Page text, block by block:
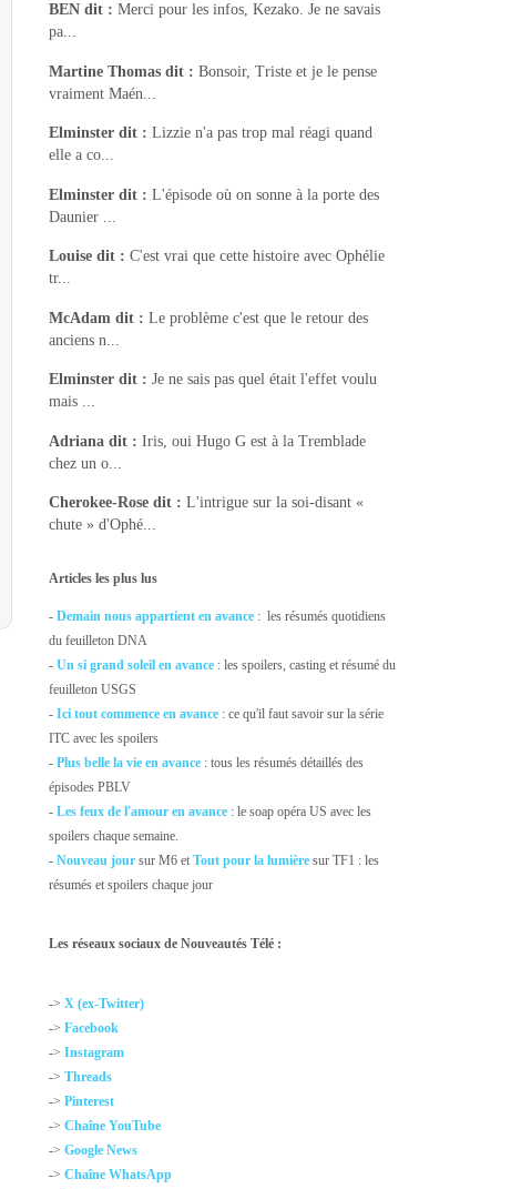
BEN dit : Merci pour les infos, Kezako. Je ne savais
pa...
Martine Thomas dit : Bonsoir, Triste et je le pense
vraiment Maén...
Elminster dit : Lizzie n'a pas trop mal réagi quand
elle a co...
Elminster dit : L'épisode où on sonne à la porte des
Daunier ...
Louise dit : C'est vrai que cette histoire avec Ophélie
tr...
McAdam dit : Le problème c'est que le retour des
anciens n...
Elminster dit : Je ne sais pas quel était l'effet voulu
mais ...
Adriana dit : Iris, oui Hugo G est à la Tremblade
chez un o...
Cherokee-Rose dit : L'intrigue sur la soi-disant «
chute » d'Ophé...
Articles les plus lus
-Demain nous appartient en avance : les résumés quotidiens
du feuilleton DNA
-Un si grand soleil en avance : les spoilers, casting et résumé du
feuilleton USGS
-Ici tout commence en avance : ce qu'il faut savoir sur la série
ITC avec les spoilers
- Plus belle la vie en avance : tous les résumés détaillés des
épisodes PBLV
-Les feux de l'amour en avance : le soap opéra US avec les
spoilers chaque semaine.
-Nouveau jour sur M6 etTout pour la lumière sur TF1 : les
résumés et spoilers chaque jour
Les réseaux sociaux de Nouveautés Télé :
->X (ex-Twitter)
->Facebook
->Instagram
->Threads
->Pinterest
->Chaîne YouTube
->Google News
->Chaîne WhatsApp